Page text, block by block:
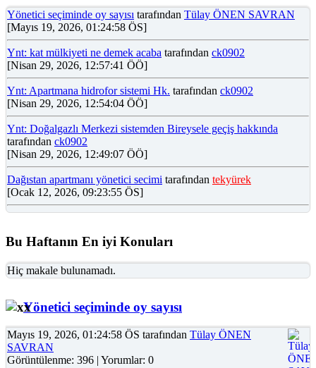
Yönetici seçiminde oy sayısı tarafından Tülay ÖNEN SAVRAN
[Mayıs 19, 2026, 01:24:58 ÖS]
Ynt: kat mülkiyeti ne demek acaba tarafından ck0902
[Nisan 29, 2026, 12:57:41 ÖÖ]
Ynt: Apartmana hidrofor sistemi Hk. tarafından ck0902
[Nisan 29, 2026, 12:54:04 ÖÖ]
Ynt: Doğalgazlı Merkezi sistemden Bireysele geçiş hakkında
tarafından ck0902
[Nisan 29, 2026, 12:49:07 ÖÖ]
Dağıstan apartmanı yönetici secimi tarafından tekyürek
[Ocak 12, 2026, 09:23:55 ÖS]
Bu Haftanın En iyi Konuları
Hiç makale bulunamadı.
Yönetici seçiminde oy sayısı
Mayıs 19, 2026, 01:24:58 ÖS tarafından Tülay ÖNEN
SAVRAN
Görüntülenme: 396 | Yorumlar: 0